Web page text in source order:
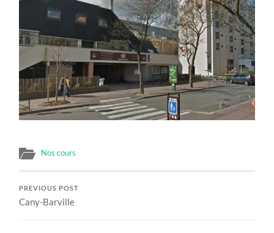
Nos cours
PREVIOUS POST
Cany-Barville